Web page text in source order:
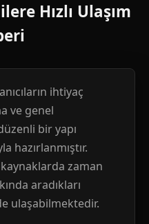
Hızlı Ulaşım
ihtiyaç
ve genel
bir yapı
hazırlanmıştır.
zaman
aradıkları
ulaşabilmektedir.